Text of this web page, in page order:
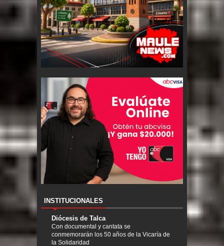
INSTITUCIONALES
Diócesis de Talca
Con documental y cantata se
conmemorarán los 50 años de la Vicaría de
la Solidaridad